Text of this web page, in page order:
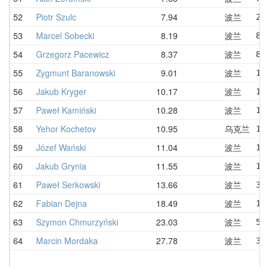
52 Piotr Szulc 7.94 波兰
53 Marcel Sobecki 8.19 波兰
54 Grzegorz Pacewicz 8.37 波兰
55 Zygmunt Baranowski 9.01 波兰
56 Jakub Kryger 10.17 波兰
57 Paweł Kamiński 10.28 波兰
58 Yehor Kochetov 10.95 乌克兰
59 Józef Wański 11.04 波兰
60 Jakub Grynia 11.55 波兰
61 Paweł Serkowski 13.66 波兰
62 Fabian Dejna 18.49 波兰
63 Szymon Chmurzyński 23.03 波兰
64 Marcin Mordaka 27.78 波兰